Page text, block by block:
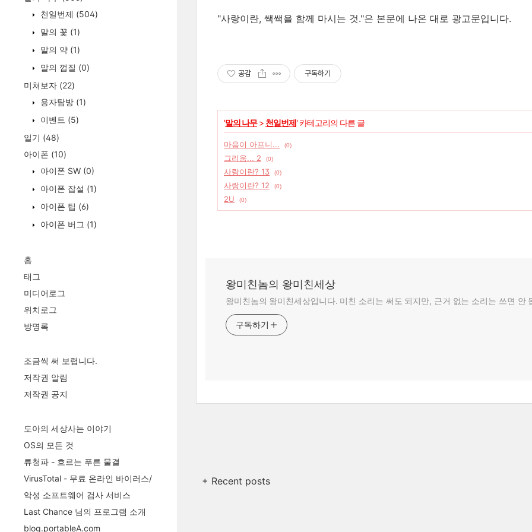
천일번제 (504)
말의 꽃 (1)
말의 약 (1)
말의 껍질 (0)
미쳐보자 (22)
용자탐방 (1)
이벤트 (5)
일기 (48)
아이폰 (10)
아이폰 SW (0)
아이폰 잡설 (1)
아이폰 팁 (6)
아이폰 버그 (1)
홈
태그
미디어로그
위치로그
방명록
조금씩 써 보렵니다.
저작권 알림
저작권 공지
도아의 세상사는 이야기
OS의 모든 것
류청파 - 흐르는 푸른 물결
VirusTotal - 무료 온라인 바이러스/
악성 소프트웨어 검사 서비스
Last Chance 님의 프로그램 소개
blog.portableA.com
"사랑이란, 쌕쌕을 함께 마시는 것."은 본문에 나온 대로 광고문입니다.
공감 구독하기
'말의 나무> 천일번제' 카테고리의 다른 글
마음이 아프니... (0)
그리움... 2 (0)
사랑이란? 13 (0)
사랑이란? 12 (0)
2U (0)
왕미친놈의 왕미친세상
왕미친놈의 왕미친세상입니다. 미친 소리는 써도 되지만, 근거 없는 소리는 쓰면 안
구독하기
+ Recent posts